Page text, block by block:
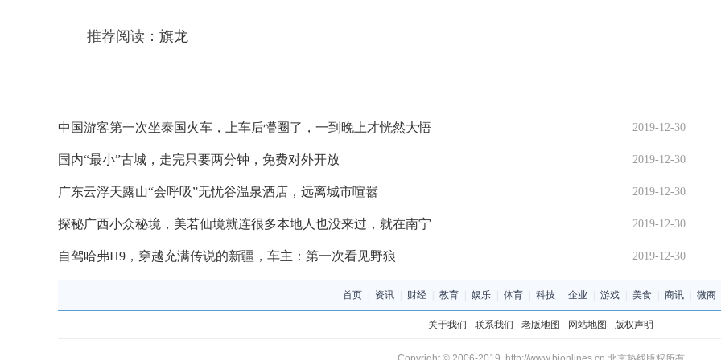
推荐阅读： 旗龙
2019-12-30
中国游客第一次坐泰国火车，上车后懵圈了，一到晚上才恍然大悟
2019-12-30
国内“最小”古城，走完只要两分钟，免费对外开放
2019-12-30
广东云浮天露山“会呼吸”无忧谷温泉酒店，远离城市喧嚣
2019-12-30
探秘广西小众秘境，美若仙境就连很多本地人也没来过，就在南宁
2019-12-30
自驾哈弗H9，穿越充满传说的新疆，车主：第一次看见野狼
首页 资讯 财经 教育 娱乐 体育 科技 企业 游戏 美食 商讯 微商
关于我们 - 联系我们 - 老版地图 - 网站地图 - 版权声明